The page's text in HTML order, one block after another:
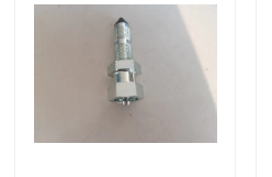
Au sujet de nous